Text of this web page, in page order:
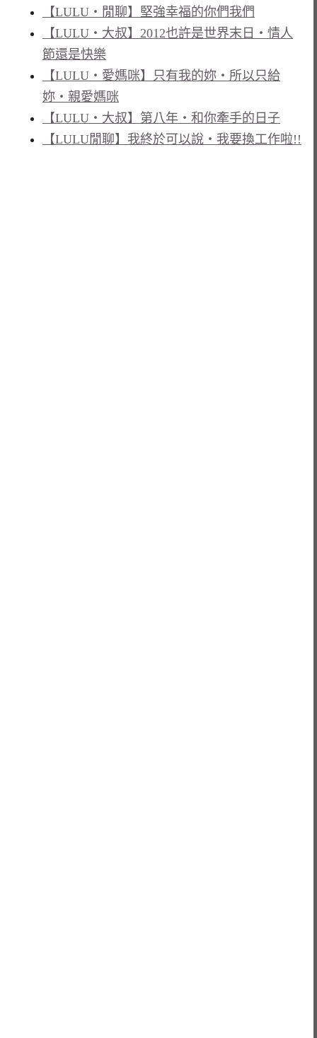
【LULU‧閒聊】堅強幸福的你們我們
【LULU‧大叔】2012也許是世界末日‧情人
節還是快樂
【LULU‧愛媽咪】只有我的妳‧所以只給
妳‧親愛媽咪
【LULU‧大叔】第八年‧和你牽手的日子
【LULU閒聊】我終於可以說‧我要換工作啦!!